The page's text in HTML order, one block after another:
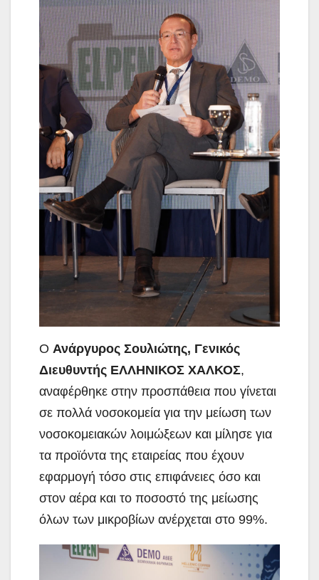
Ο Ανάργυρος Σουλιώτης, Γενικός
Διευθυντής ΕΛΛΗΝΙΚΟΣ ΧΑΛΚΟΣ,
αναφέρθηκε στην προσπάθεια που γίνεται
σε πολλά νοσοκομεία για την μείωση των
νοσοκομειακών λοιμώξεων και μίλησε για
τα προϊόντα της εταιρείας που έχουν
εφαρμογή τόσο στις επιφάνειες όσο και
στον αέρα και το ποσοστό της μείωσης
όλων των μικροβίων ανέρχεται στο 99%.